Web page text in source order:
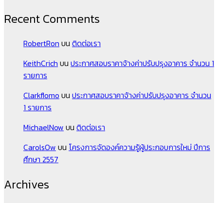
Recent Comments
RobertRon บน ติดต่อเรา
KeithCrich บน ประกาศสอบราคาจ้างค่าปรับปรุงอาคาร จำนวน 1
รายการ
Clarkflomo บน ประกาศสอบราคาจ้างค่าปรับปรุงอาคาร จำนวน
1 รายการ
MichaelNow บน ติดต่อเรา
CarolsOw บน โครงการจัดองค์ความรู้ผู้ประกอบการใหม่ ปีการ
ศึกษา 2557
Archives